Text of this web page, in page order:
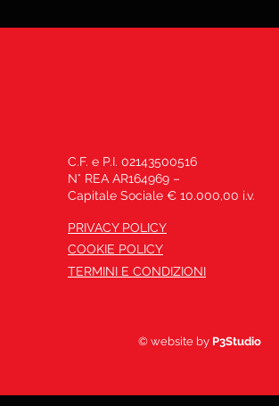
C.F. e P.I. 02143500516
N° REA AR164969 –
Capitale Sociale € 10.000,00 i.v.
PRIVACY POLICY
COOKIE POLICY
TERMINI E CONDIZIONI
© website by P3Studio